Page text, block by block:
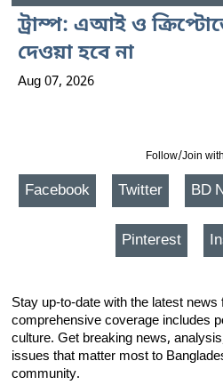
ট্রাম্প: এআই ও
দেওয়া হবে না
Aug 07, 2026
Follow/Join
Facebook Twitter BD
Pinterest
Stay up-to-date with the latest
comprehensive coverage includes
culture. Get breaking news,
issues that matter most to
community.